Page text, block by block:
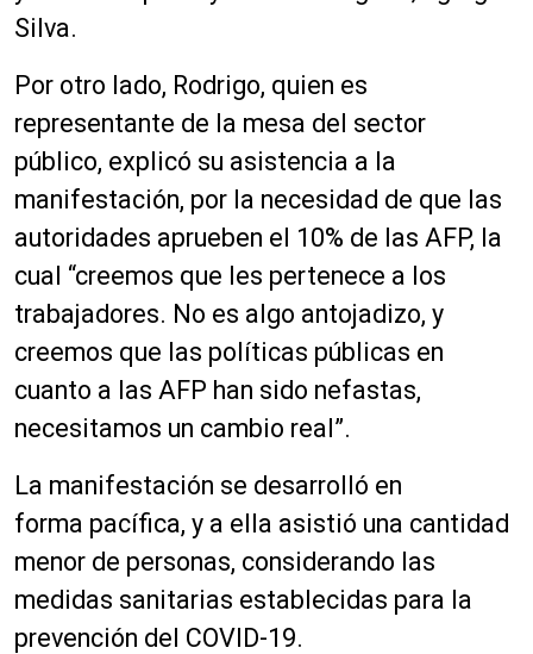
Silva.
Por otro lado, Rodrigo, quien es
representante de la mesa del sector
público, explicó su asistencia a la
manifestación, por la necesidad de que las
autoridades aprueben el 10% de las AFP, la
cual “creemos que les pertenece a los
trabajadores. No es algo antojadizo, y
creemos que las políticas públicas en
cuanto a las AFP han sido nefastas,
necesitamos un cambio real”.
La manifestación se desarrolló en
forma pacífica, y a ella asistió una cantidad
menor de personas, considerando las
medidas sanitarias establecidas para la
prevención del COVID-19.